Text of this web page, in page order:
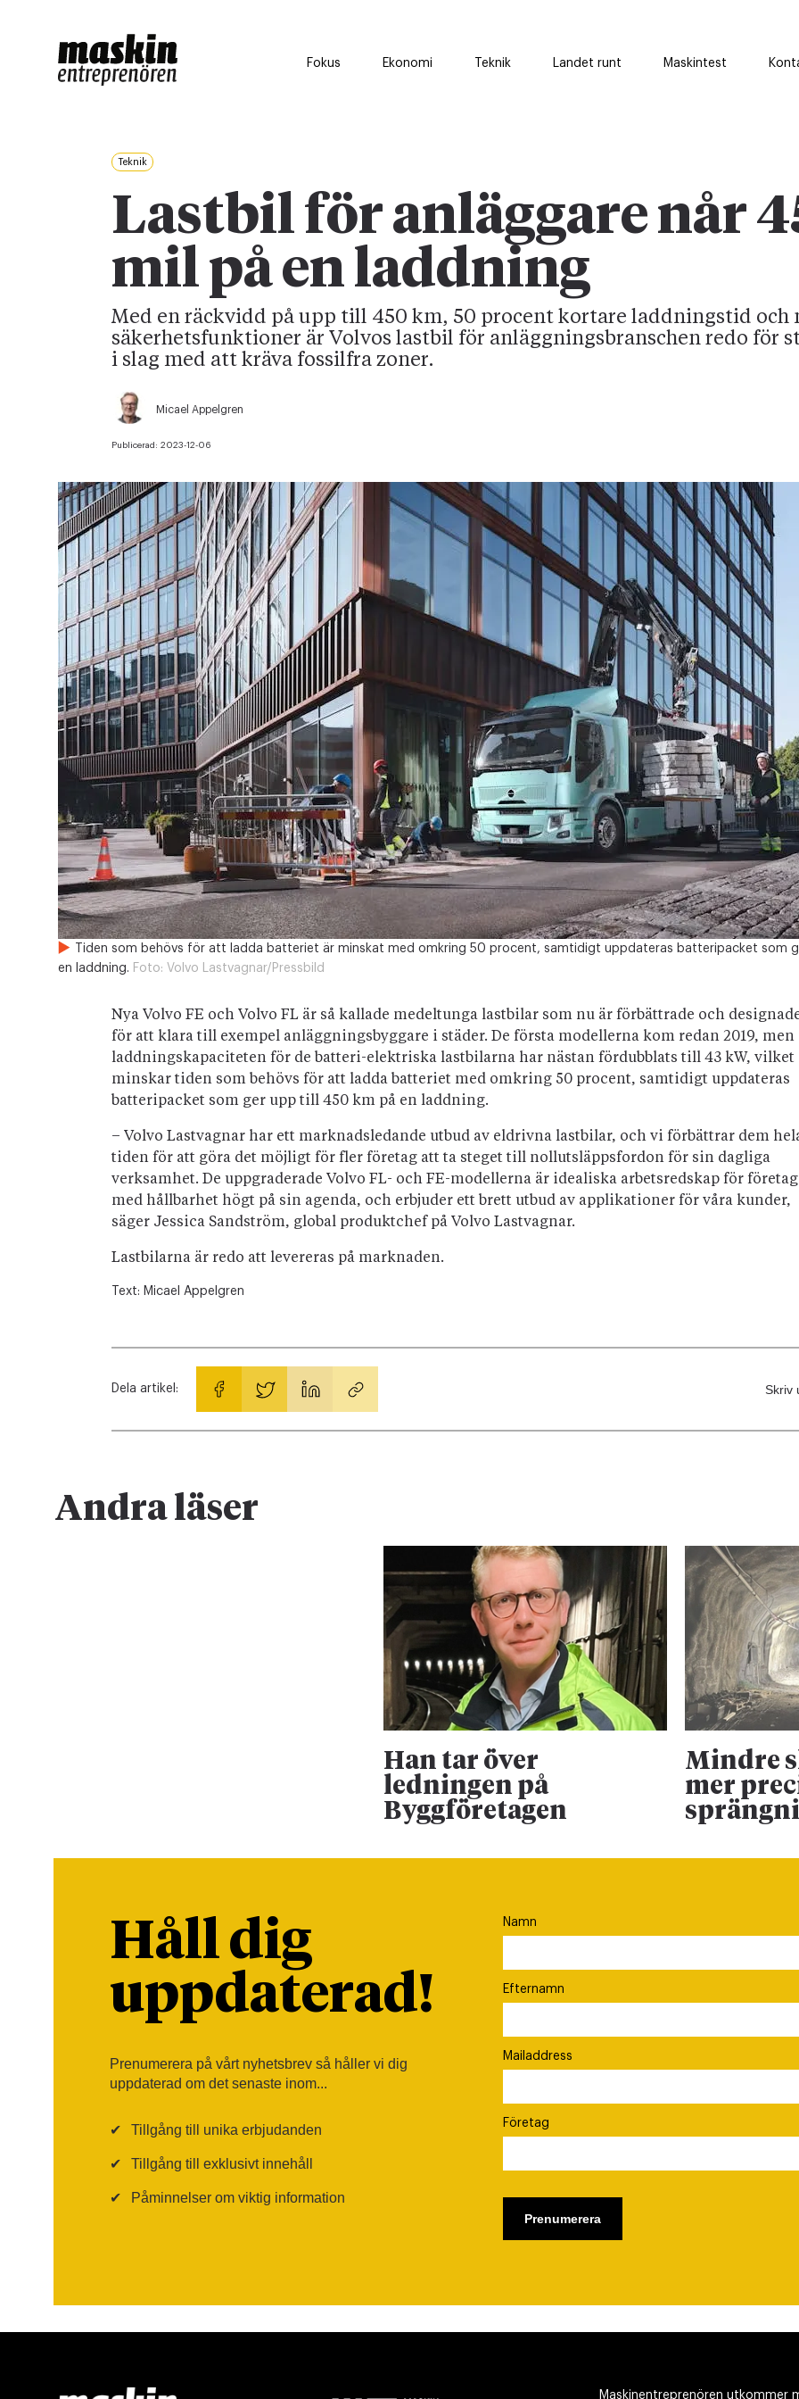
Fokus Ekonomi Teknik Landet runt Maskintest
Teknik
Lastbil för anläggare når
mil på en laddning
Med en räckvidd på upp till 450 km, 50 procent kortare laddningstid och
säkerhetsfunktioner är Volvos lastbil för anläggningsbranschen redo för
i slag med att kräva fossilfra zoner.
Micael Appelgren
Publicerad: 2023-12-06
Tiden som behövs för att ladda batteriet är minskat med omkring 50 procent, samtidigt uppdateras batteripacket som
en laddning. Foto: Volvo Lastvagnar/Pressbild
Nya Volvo FE och Volvo FL är så kallade medeltunga lastbilar som nu är förbättrade och
för att klara till exempel anläggningsbyggare i städer. De första modellerna kom redan 2019, men
laddningskapaciteten för de batteri-elektriska lastbilarna har nästan fördubblats till 43 kW, vilket
minskar tiden som behövs för att ladda batteriet med omkring 50 procent, samtidigt uppdateras
batteripacket som ger upp till 450 km på en laddning.
– Volvo Lastvagnar har ett marknadsledande utbud av eldrivna lastbilar, och vi förbättrar dem
tiden för att göra det möjligt för fler företag att ta steget till nollutsläppsfordon för sin dagliga
verksamhet. De uppgraderade Volvo FL- och FE-modellerna är idealiska arbetsredskap för företag
med hållbarhet högt på sin agenda, och erbjuder ett brett utbud av applikationer för våra kunder,
säger Jessica Sandström, global produktchef på Volvo Lastvagnar.
Lastbilarna är redo att levereras på marknaden.
Text: Micael Appelgren
Dela artikel: Skriv
Andra läser
Han tar över
ledningen på
Byggföretagen
Mindre
mer
Håll dig
uppdaterad!
Prenumerera på vårt nyhetsbrev så håller vi dig
uppdaterad om det senaste inom...
✔ Tillgång till unika erbjudanden
✔ Tillgång till exklusivt innehåll
✔ Påminnelser om viktig information
Namn
Efternamn
Mailaddress
Företag
Maskinentreprenören utkommer